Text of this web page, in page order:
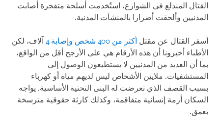
القتال المندلع في الشوارع، استُخدمت أسلحة متفجرة أصابت
المدنيين وألحقت أضرارا بالمنشآت المدنية.
أسفر القتال عن مقتل أكثر من 400 شخص وإصابة 4
آلاف، لكن
الأطباء أخبرونا أن هذه الأرقام هي على الأرجح أقل من الواقع،
بما أن العديد من المدنيين لا يستطيعون الوصول إلى
المستشفيات. ملايين الأشخاص ليس لديهم مياه أو كهرباء
بسبب القصف الذي تعرضت له البنى التحتية الأساسية. يواجه
السكان أزمة إنسانية متفاقمة، وكذلك كارثة حقوقية مترسخة
بعمق.